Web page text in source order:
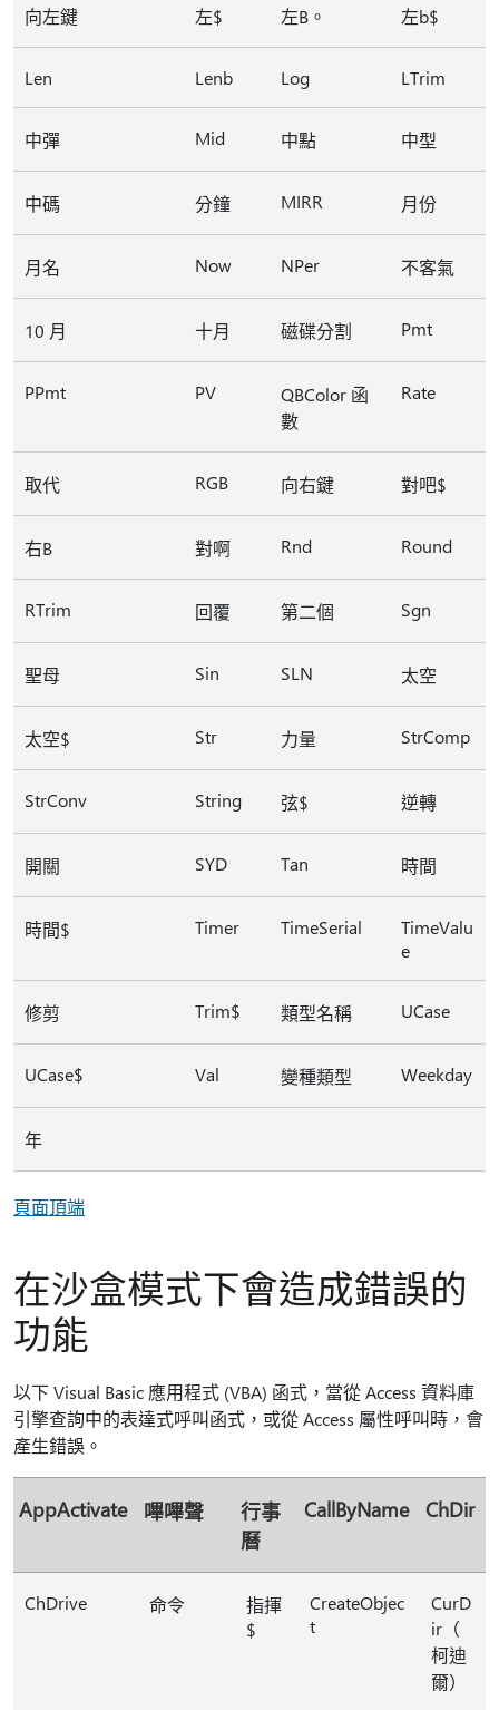
向左鍵 左$ 左B。 左b$
Len Lenb Log LTrim
中彈 Mid 中點 中型
中碼 分鐘 MIRR 月份
月名 Now NPer 不客氣
10 月 十月 磁碟分割 Pmt
PPmt PV
QBColor 函
數
Rate
取代 RGB 向右鍵 對吧$
右B 對啊 Rnd Round
RTrim 回覆 第二個 Sgn
聖母 Sin SLN 太空
太空$ Str 力量 StrComp
StrConv String 弦$ 逆轉
開關 SYD Tan 時間
時間$ Timer TimeSerial
TimeValu
e
修剪 Trim$ 類型名稱 UCase
UCase$ Val 變種類型 Weekday
年
頁面頂端
在沙盒模式下會造成錯誤的
功能
以下 Visual Basic 應用程式 (VBA) 函式，當從 Access 資料庫
引擎查詢中的表達式呼叫函式，或從 Access 屬性呼叫時，會
產生錯誤。
AppActivate 嗶嗶聲
行事
曆
CallByName ChDir
ChDrive 命令
指揮
$
CreateObjec
t
CurD
ir（
柯迪
爾）